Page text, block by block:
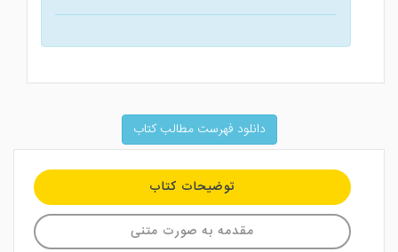
دانلود فهرست مطالب کتاب
توضیحات کتاب
مقدمه به صورت متنی